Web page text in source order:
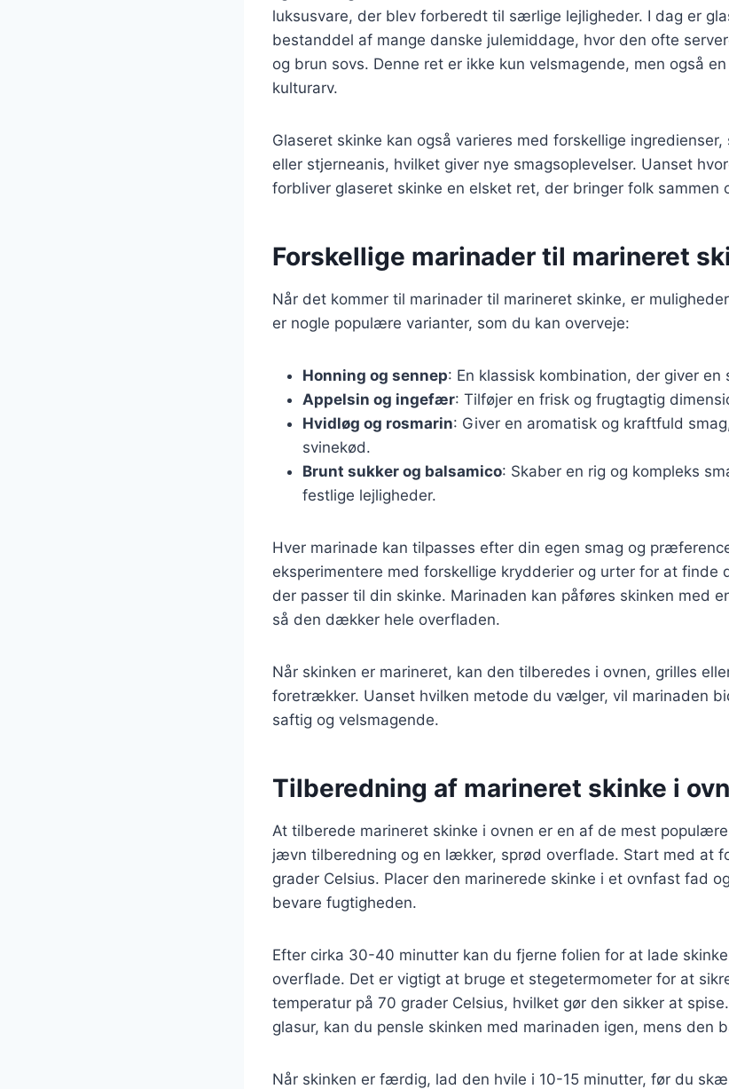
luksusvare, der blev forberedt til særlige lejligheder. I dag er
bestanddel af mange danske julemiddage, hvor den ofte
og brun sovs. Denne ret er ikke kun velsmagende, men også
kulturarv.
Glaseret skinke kan også varieres med forskellige
eller stjerneanis, hvilket giver nye smagsoplevelser. Uanset
forbliver glaseret skinke en elsket ret, der bringer folk sammen
Forskellige marinader til marineret
Når det kommer til marinader til marineret skinke, er
er nogle populære varianter, som du kan overveje:
Honning og sennep: En klassisk kombination, der giver en
Appelsin og ingefær: Tilføjer en frisk og frugtagtig
Hvidløg og rosmarin: Giver en aromatisk og kraftfuld
svinekød.
Brunt sukker og balsamico: Skaber en rig og kompleks
festlige lejligheder.
Hver marinade kan tilpasses efter din egen smag og
eksperimentere med forskellige krydderier og urter for at finde
der passer til din skinke. Marinaden kan påføres skinken med
så den dækker hele overfladen.
Når skinken er marineret, kan den tilberedes i ovnen, grilles
foretrækker. Uanset hvilken metode du vælger, vil marinaden
saftig og velsmagende.
Tilberedning af marineret skinke i
At tilberede marineret skinke i ovnen er en af de mest
jævn tilberedning og en lækker, sprød overflade. Start med at
grader Celsius. Placer den marinerede skinke i et ovnfast fad
bevare fugtigheden.
Efter cirka 30-40 minutter kan du fjerne folien for at lade
overflade. Det er vigtigt at bruge et stegetermometer for at
temperatur på 70 grader Celsius, hvilket gør den sikker at
glasur, kan du pensle skinken med marinaden igen, mens den
Når skinken er færdig, lad den hvile i 10-15 minutter, før du